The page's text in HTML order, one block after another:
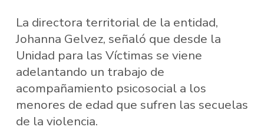
La directora territorial de la entidad,
Johanna Gelvez, señaló que desde la
Unidad para las Víctimas se viene
adelantando un trabajo de
acompañamiento psicosocial a los
menores de edad que sufren las secuelas
de la violencia.